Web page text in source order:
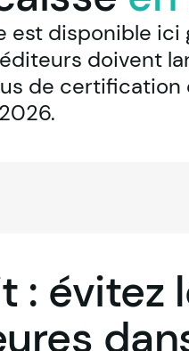
est disponible ici
doivent
de certification
: évitez